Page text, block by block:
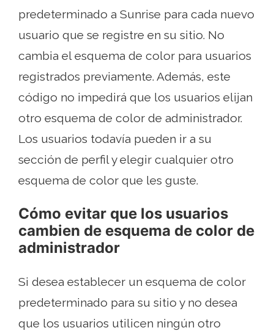
predeterminado a Sunrise para cada nuevo
usuario que se registre en su sitio. No
cambia el esquema de color para usuarios
registrados previamente. Además, este
código no impedirá que los usuarios elijan
otro esquema de color de administrador.
Los usuarios todavía pueden ir a su
sección de perfil y elegir cualquier otro
esquema de color que les guste.
Cómo evitar que los usuarios
cambien de esquema de color de
administrador
Si desea establecer un esquema de color
predeterminado para su sitio y no desea
que los usuarios utilicen ningún otro